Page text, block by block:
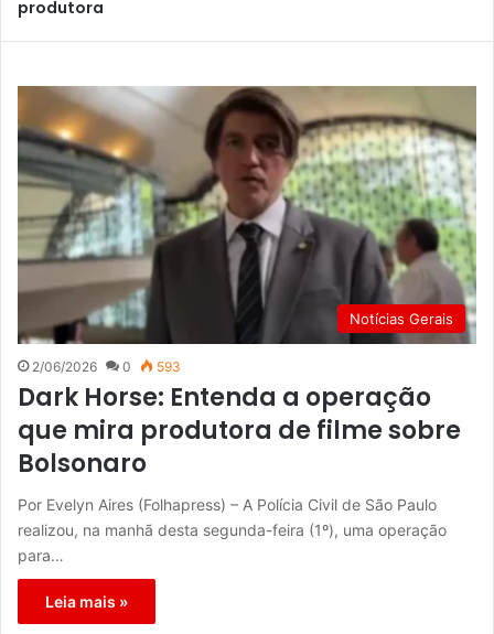
produtora
Notícias Gerais
2/06/2026 0 593
Dark Horse: Entenda a operação
que mira produtora de filme sobre
Bolsonaro
Por Evelyn Aires (Folhapress) – A Polícia Civil de São Paulo
realizou, na manhã desta segunda-feira (1º), uma operação
para…
Leia mais »